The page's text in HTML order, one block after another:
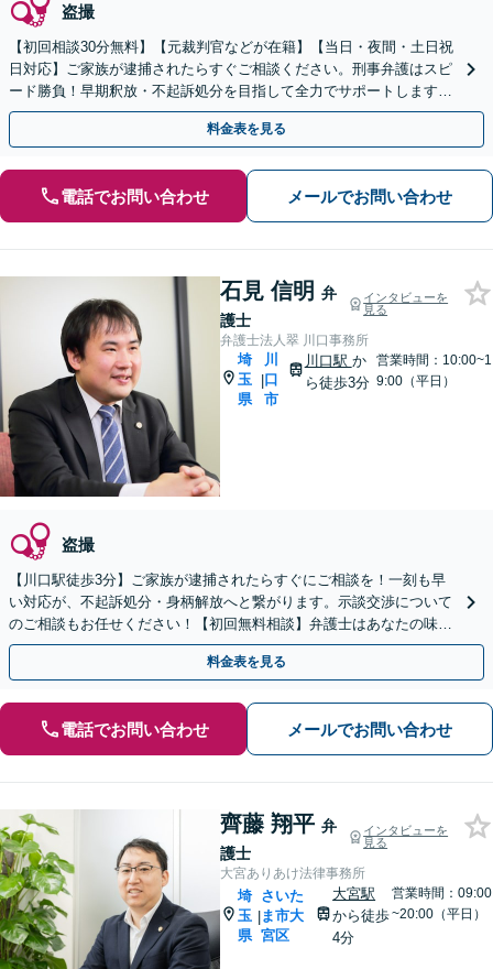
盗撮
【初回相談30分無料】【元裁判官などが在籍】【当日・夜間・土日祝
日対応】ご家族が逮捕されたらすぐご相談ください。刑事弁護はスピ
ード勝負！早期釈放・不起訴処分を目指して全力でサポートします。
【スピード対応】
料金表を見る
電話でお問い合わせ メールでお問い合わせ
石見 信明 弁
護士
インタビューを
見る
弁護士法人翠 川口事務所
埼
玉
県
|
川
口
市
川口駅 か
ら徒歩3分
営業時間：10:00~1
9:00（平日）
盗撮
【川口駅徒歩3分】ご家族が逮捕されたらすぐにご相談を！一刻も早
い対応が、不起訴処分・身柄解放へと繋がります。示談交渉について
のご相談もお任せください！【初回無料相談】弁護士はあなたの味方
です。今後の見通しもすぐにお伝えします。
料金表を見る
電話でお問い合わせ メールでお問い合わせ
齊藤 翔平 弁
護士
インタビューを
見る
大宮ありあけ法律事務所
埼
玉
県
|
さいた
ま市大
宮区
大宮駅
から徒歩
4分
営業時間：09:00
~20:00（平日）